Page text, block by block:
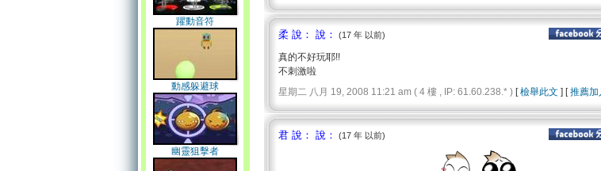
躍動音符
動感躲避球
幽靈狙擊者
柔 說： 說： (17 年 以前)
真的不好玩耶!!
不刺激啦
星期二 八月 19, 2008 11:21 am ( 4 樓 , IP: 61.60.238.* ) [檢舉此文 ] [推薦加
君 說： 說： (17 年 以前)